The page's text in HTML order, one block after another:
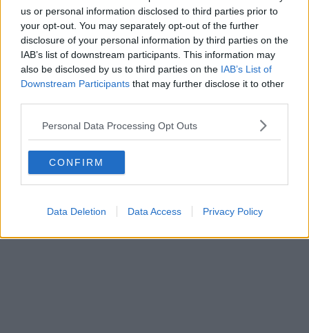
us or personal information disclosed to third parties prior to
your opt-out. You may separately opt-out of the further
disclosure of your personal information by third parties on the
IAB’s list of downstream participants. This information may
also be disclosed by us to third parties on the IAB’s List of
Downstream Participants that may further disclose it to other
Personal Data Processing Opt Outs
CONFIRM
Data Deletion Data Access Privacy Policy